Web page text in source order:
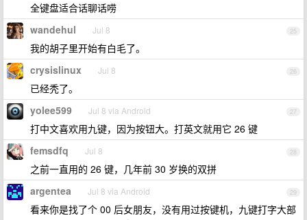
全键盘适合话聊话唠
25
wandehul Jul 8
我的胡子里开始有白毛了。
26
crysislinux Jul 8
已经秃了。
27
yolee599 Jul 8 via Android
打中文喜欢用九键，因为按钮大。打英文就用它 26 键
28
femsdfq Jul 8
之前一直用的 26 键，几年前 30 岁换的双拼
29
argentea Jul 8 via Android
看来你是找了个 00 后女朋友，没有用过按键机，九键打字大部